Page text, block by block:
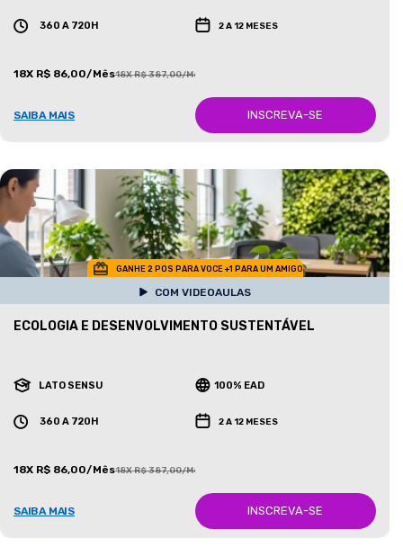
360 A 720H 2 A 12 MESES
18X R$ 86,00/Mês18X R$ 387,00/Mês
SAIBA MAIS INSCREVA-SE
GANHE 2 POS PARA VOCE +1 PARA UM AMIGO
COM VIDEOAULAS
ECOLOGIA E DESENVOLVIMENTO SUSTENTÁVEL
LATO SENSU 100% EAD
360 A 720H 2 A 12 MESES
18X R$ 86,00/Mês18X R$ 387,00/Mês
SAIBA MAIS INSCREVA-SE